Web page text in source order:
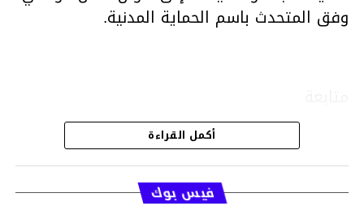
وفق المتحدث باسم الحماية المدنية.
قسم الاخبار
أكمل القراءة
فيس بوك